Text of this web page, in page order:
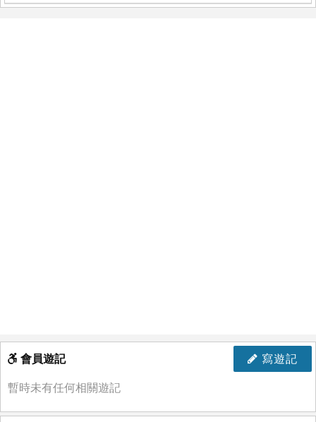
寫遊記
會員遊記
暫時未有任何相關遊記